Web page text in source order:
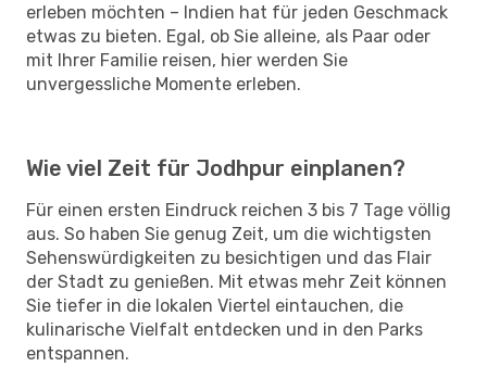
erleben möchten – Indien hat für jeden Geschmack
etwas zu bieten. Egal, ob Sie alleine, als Paar oder
mit Ihrer Familie reisen, hier werden Sie
unvergessliche Momente erleben.
Wie viel Zeit für Jodhpur einplanen?
Für einen ersten Eindruck reichen 3 bis 7 Tage völlig
aus. So haben Sie genug Zeit, um die wichtigsten
Sehenswürdigkeiten zu besichtigen und das Flair
der Stadt zu genießen. Mit etwas mehr Zeit können
Sie tiefer in die lokalen Viertel eintauchen, die
kulinarische Vielfalt entdecken und in den Parks
entspannen.